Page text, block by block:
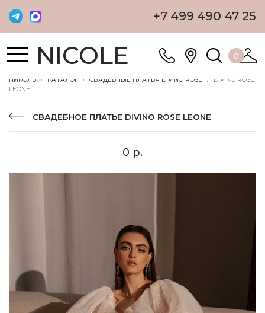
+7 499 490 47 25
NICOLE 0
НИКОЛЬ КАТАЛОГ СВАДЕБНЫЕ ПЛАТЬЯ DIVINO ROSE
DIVINO ROSE
LEONE
СВАДЕБНОЕ ПЛАТЬЕ DIVINO ROSE LEONE
0 р.